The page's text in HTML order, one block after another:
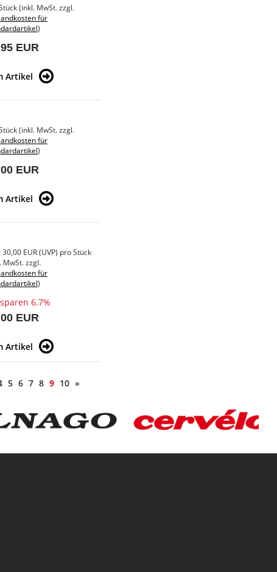
(inkl. MwSt. zzgl.
für
)
EUR
Artikel
(inkl. MwSt. zzgl.
für
)
EUR
Artikel
30,00 EUR(UVP) pro Stück
MwSt. zzgl.
für
)
6.7%
EUR
Artikel
5 6 7 8 9 10 »